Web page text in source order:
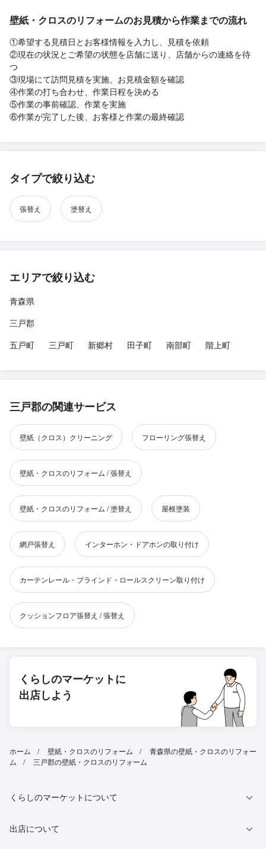
壁紙・クロスのリフォームのお見積から作業までの流れ
①希望する見積日とお客様情報を入力し、見積を依頼
②現在の状況とご希望の状態を店舗に送り、店舗からの連絡を待
つ
③現場にて訪問見積を実施、お見積金額を確認
④作業の打ち合わせ、作業日程を決める
⑤作業の事前確認、作業を実施
⑥作業が完了した後、お客様と作業の最終確認
タイプで絞り込む
張替え 塗替え
エリアで絞り込む
青森県
三戸郡
五戸町
三戸町 新郷村 田子町 南部町 階上町
三戸郡の関連サービス
壁紙（クロス）クリーニング フローリング張替え
壁紙・クロスのリフォーム / 張替え
壁紙・クロスのリフォーム / 塗替え 屋根塗装
網戸張替え インターホン・ドアホンの取り付け
カーテンレール・ブラインド・ロールスクリーン取り付け
クッションフロア張替え / 張替え
くらしのマーケットに
出店しよう
ホーム 壁紙・クロスのリフォーム
青森県の壁紙・クロスのリフォー
ム
三戸郡の壁紙・クロスのリフォーム
くらしのマーケットについて
出店について